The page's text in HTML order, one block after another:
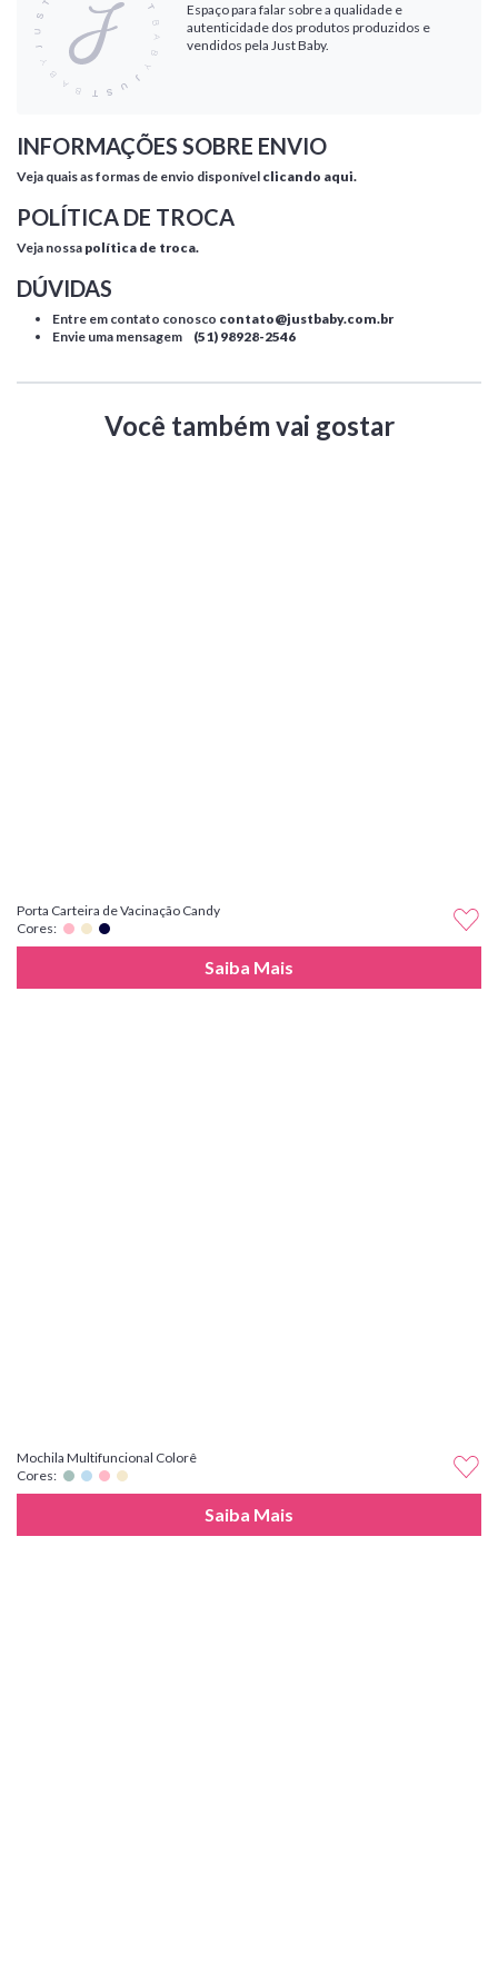
Espaço para falar sobre a qualidade e
autenticidade dos produtos produzidos e
vendidos pela Just Baby.
INFORMAÇÕES SOBRE ENVIO
Veja quais as formas de envio disponível clicando aqui.
POLÍTICA DE TROCA
Veja nossa política de troca.
DÚVIDAS
Entre em contato conosco contato@justbaby.com.br
Envie uma mensagem
(51) 98928-2546
Você também vai gostar
Porta Carteira de Vacinação Candy
Cores:
Saiba Mais
Mochila Multifuncional Colorê
Cores:
Saiba Mais